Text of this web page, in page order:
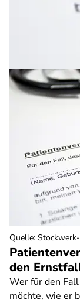
den
Wer für den
möchte, wie er
Quelle: